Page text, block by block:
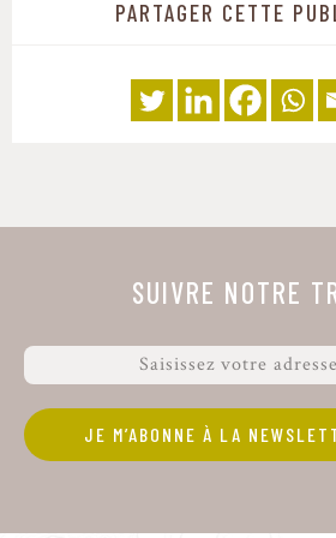
PARTAGER CETTE
SUIVRE NOTRE